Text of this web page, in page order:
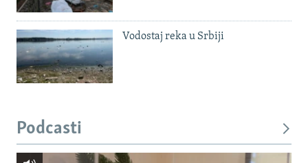
Vodostaj reka u Srbiji
Podcasti